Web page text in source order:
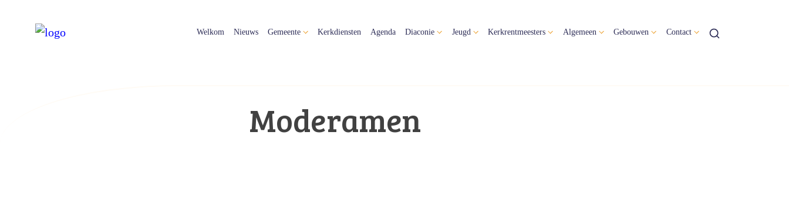
Welkom Nieuws Gemeente Kerkdiensten Agenda Diaconie Jeugd Kerkrentmeesters Algemeen Gebouwen Contact
Moderamen